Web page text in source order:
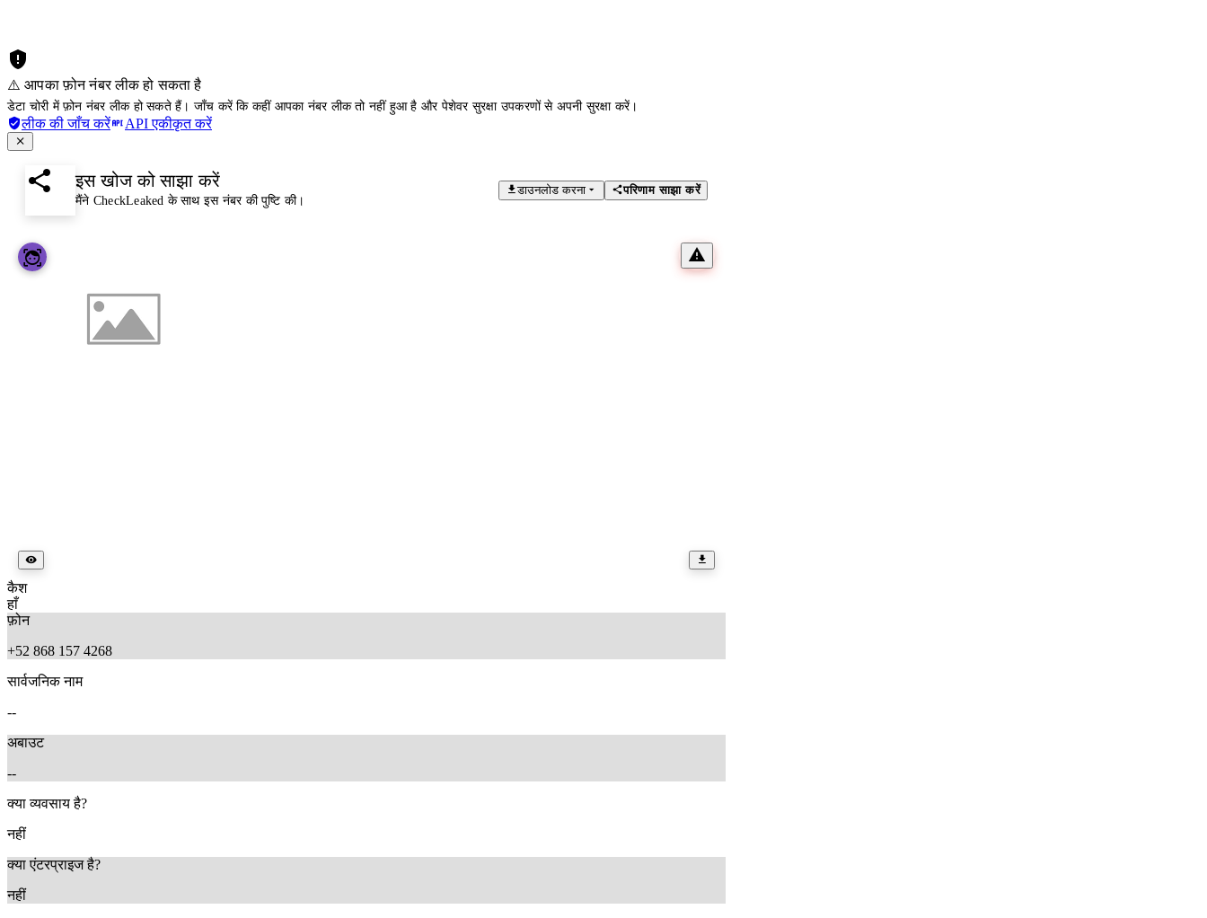
⚠️ आपका फ़ोन नंबर लीक हो सकता है
डेटा चोरी में फ़ोन नंबर लीक हो सकते हैं। जाँच करें कि कहीं आपका नंबर लीक तो नहीं हुआ है और पेशेवर सुरक्षा उपकरणों से अपनी सुरक्षा करें।
लीक की जाँच करें API एकीकृत करें
इस खोज को साझा करें
मैंने CheckLeaked के साथ इस नंबर की पुष्टि की।
डाउनलोड करना परिणाम साझा करें
कैश
हाँ
फ़ोन
+52 868 157 4268
सार्वजनिक नाम
--
अबाउट
--
क्या व्यवसाय है?
नहीं
क्या एंटरप्राइज है?
नहीं